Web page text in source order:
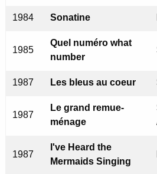
1984 Sonatine
1985
Quel numéro what
number
1987 Les bleus au coeur
1987
Le grand remue-
ménage
1987
I've Heard the
Mermaids Singing